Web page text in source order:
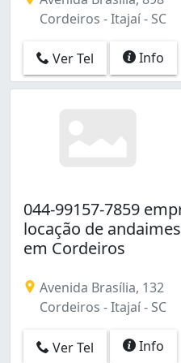
Cordeiros - Itajaí - SC
Ver Tel Info
044-99157-7859
locação de
em Cordeiros
Avenida Brasília, 132
Cordeiros - Itajaí - SC
Ver Tel Info